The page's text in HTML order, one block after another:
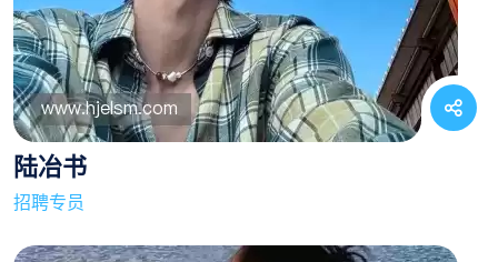
陆冶书
招聘专员